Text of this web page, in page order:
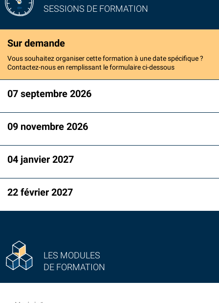
LES MODULES
DE FORMATION
SESSIONS DE FORMATION
Sur demande
Vous souhaitez organiser cette formation à une date spécifique ?
Contactez-nous en remplissant le formulaire ci-dessous
07 septembre 2026
09 novembre 2026
04 janvier 2027
22 février 2027